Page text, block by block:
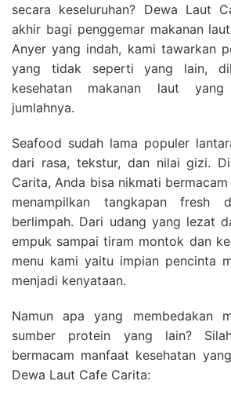
secara keseluruhan? Dewa Laut
akhir bagi penggemar makanan
Anyer yang indah, kami tawarkan
yang tidak seperti yang lain,
kesehatan makanan laut
jumlahnya.
Seafood sudah lama populer
dari rasa, tekstur, dan nilai gizi.
Carita, Anda bisa nikmati
menampilkan tangkapan fresh
berlimpah. Dari udang yang lezat
empuk sampai tiram montok dan
menu kami yaitu impian pencinta
menjadi kenyataan.
Namun apa yang membedakan
sumber protein yang lain?
bermacam manfaat kesehatan
Dewa Laut Cafe Carita: